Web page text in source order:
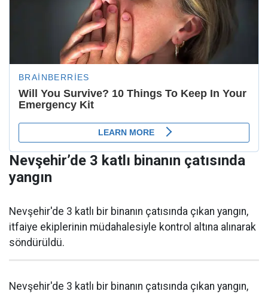
Nevşehir’de 3 katlı binanın çatısında
yangın
Nevşehir'de 3 katlı bir binanın çatısında çıkan yangın,
itfaiye ekiplerinin müdahalesiyle kontrol altına alınarak
söndürüldü.
Nevşehir'de 3 katlı bir binanın çatısında çıkan yangın,